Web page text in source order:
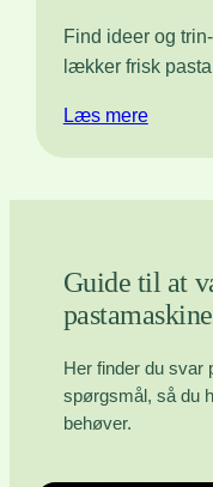
Find ideer og
lækker frisk
Læs mere
Guide til at
pastamaskine
Her finder du svar
spørgsmål, så du
behøver.